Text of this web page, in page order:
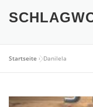
DATENSCHUTZ
Startseite »Danilela